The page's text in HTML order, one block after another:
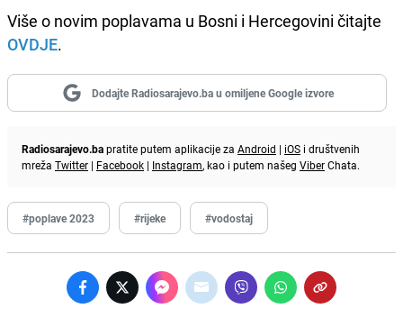
Više o novim poplavama u Bosni i Hercegovini čitajte
OVDJE.
Dodajte Radiosarajevo.ba u omiljene Google izvore
Radiosarajevo.bapratite putem aplikacije za Android | iOS i društvenih
mreža Twitter | Facebook | Instagram, kao i putem našeg ViberChata.
#poplave 2023 #rijeke #vodostaj